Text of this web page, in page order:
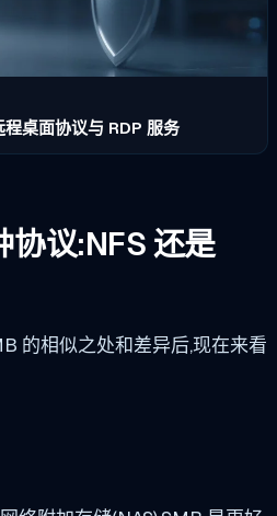
桌面协议与 RDP 服务
协议:NFS 还是
的相似之处和差异后,现在来看